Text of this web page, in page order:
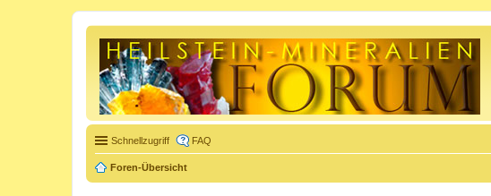
Schnellzugriff FAQ
Foren-Übersicht